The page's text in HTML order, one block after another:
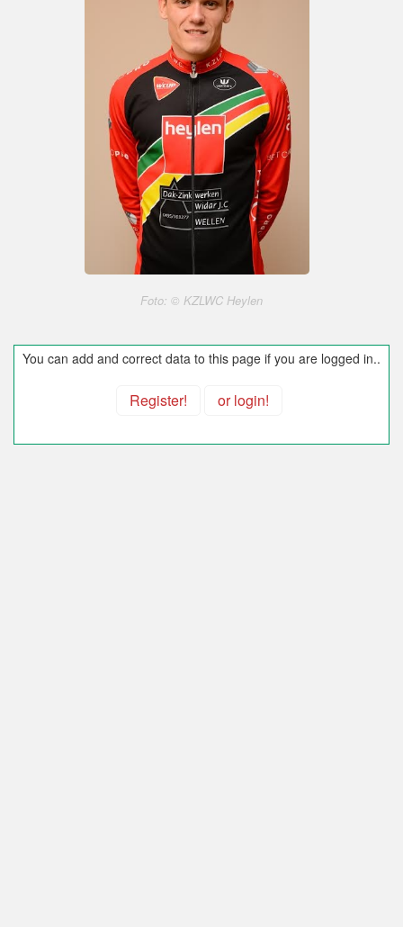
Foto: © KZLWC Heylen
You can add and correct data to this page if you are logged in..
Register! or login!